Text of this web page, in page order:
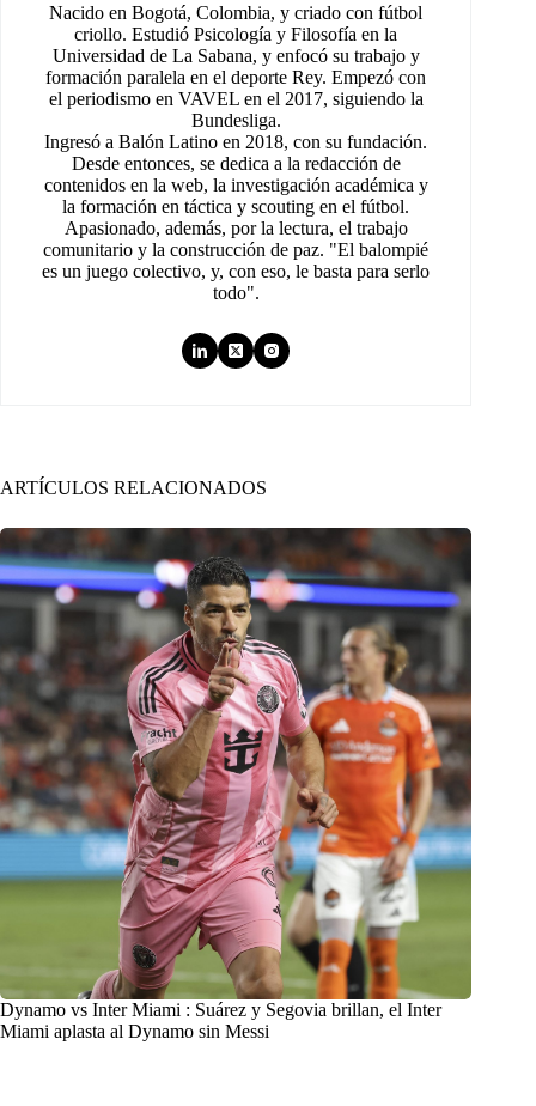
Nacido en Bogotá, Colombia, y criado con fútbol
criollo. Estudió Psicología y Filosofía en la
Universidad de La Sabana, y enfocó su trabajo y
formación paralela en el deporte Rey. Empezó con
el periodismo en VAVEL en el 2017, siguiendo la
Bundesliga.
Ingresó a Balón Latino en 2018, con su fundación.
Desde entonces, se dedica a la redacción de
contenidos en la web, la investigación académica y
la formación en táctica y scouting en el fútbol.
Apasionado, además, por la lectura, el trabajo
comunitario y la construcción de paz. "El balompié
es un juego colectivo, y, con eso, le basta para serlo
todo".
ARTÍCULOS RELACIONADOS
Dynamo vs Inter Miami : Suárez y Segovia brillan, el Inter
Miami aplasta al Dynamo sin Messi